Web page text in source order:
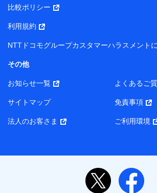
り）
株式会社NTTドコモ・フィナンシャルグル
社長 廣井 孝史
東京都中央区日本橋人形町2-14-10 アーバ
株式会社ドコモ・インシュアランス 代
村 忠義
また当社は、オンライン面談による保険の
氏名、生年月日、住所、メールアドレス
比較ポリシー
利用規約
NTTドコモグループカスタマーハラスメント
その他
お知らせ一覧 よくあるご
サイトマップ 免責事項
法人のお客さま ご利用環境